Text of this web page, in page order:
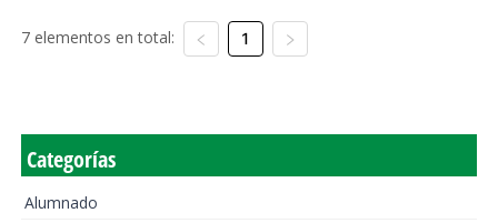
7 elementos en total: 1
Categorías
Alumnado